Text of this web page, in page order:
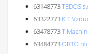
63148773TEDOS
63322773 K T
63478773T
63484773ORTO